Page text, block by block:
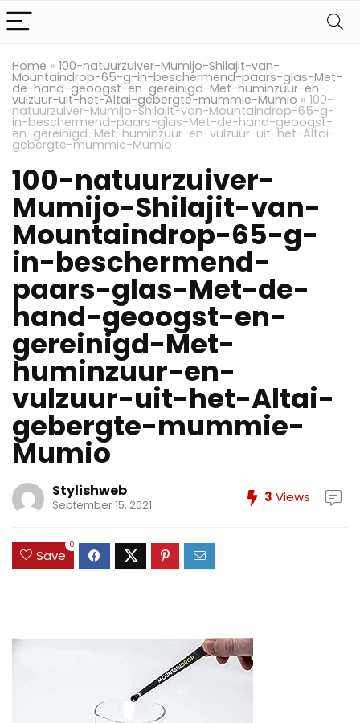
Home » 100-natuurzuiver-Mumijo-Shilajit-van-
Mountaindrop-65-g-in-beschermend-paars-glas-Met-
de-hand-geoogst-en-gereinigd-Met-huminzuur-en-
vulzuur-uit-het-Altai-gebergte-mummie-Mumio » 100-
natuurzuiver-Mumijo-Shilajit-van-Mountaindrop-65-g-
in-beschermend-paars-glas-Met-de-hand-geoogst-
en-gereinigd-Met-huminzuur-en-vulzuur-uit-het-Altai-
gebergte-mummie-Mumio
100-natuurzuiver-
Mumijo-Shilajit-van-
Mountaindrop-65-g-
in-beschermend-
paars-glas-Met-de-
hand-geoogst-en-
gereinigd-Met-
huminzuur-en-
vulzuur-uit-het-Altai-
gebergte-mummie-
Mumio
Stylishweb
September 15, 2021 3 Views
Save
0